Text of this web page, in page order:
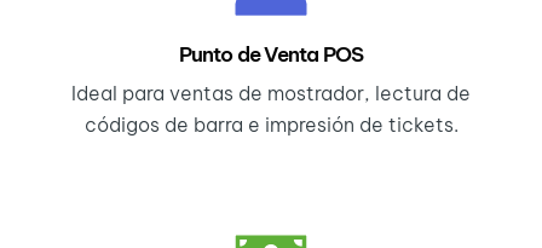
Punto de Venta POS
Ideal para ventas de mostrador, lectura de
códigos de barra e impresión de tickets.